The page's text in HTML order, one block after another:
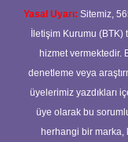
Yasal Uyarı: Sitemiz,
İletişim Kurumu (BTK)
hizmet vermektedir.
denetleme veya
üyelerimiz yazdıkları
üye olarak bu
herhangi bir marka,